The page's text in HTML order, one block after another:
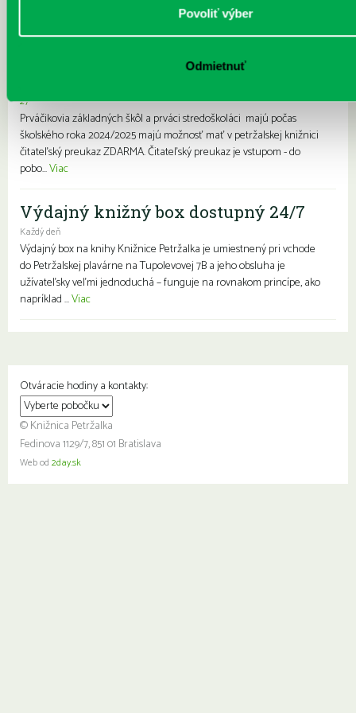
Povoliť výber
Odmietnuť
Prvýkrát do školy, prvýkrát do
knižnice- zápis prváčikov a prvákov
Lietavská 16,Prokofievova 5
27
Prváčikovia základných škôl a prváci stredoškoláci majú počas
školského roka 2024/2025 majú možnosť mať v petržalskej knižnici
čitateľský preukaz ZDARMA. Čitateľský preukaz je vstupom - do
pobo...Viac
Výdajný knižný box dostupný 24/7
Každý deň
Výdajný box na knihy Knižnice Petržalka je umiestnený pri vchode
do Petržalskej plavárne na Tupolevovej 7B a jeho obsluha je
užívateľsky veľmi jednoduchá – funguje na rovnakom princípe, ako
napríklad ...Viac
Otváracie hodiny a kontakty:
© Knižnica Petržalka
Fedinova 1129/7, 851 01 Bratislava
Web od 2day.sk